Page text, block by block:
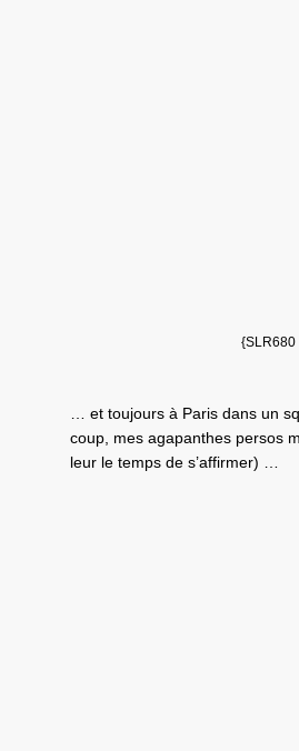
{SLR680
… et toujours à Paris dans un
coup, mes agapanthes persos
leur le temps de s’affirmer) …